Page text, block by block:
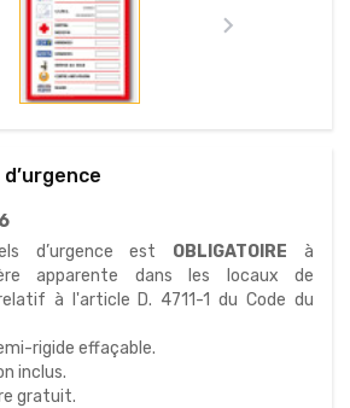

d’urgence est OBLIGATOIRE à
apparente dans les locaux de
à l'article D. 4711-1 du Code du
rigide effaçable.
inclus.
gratuit.